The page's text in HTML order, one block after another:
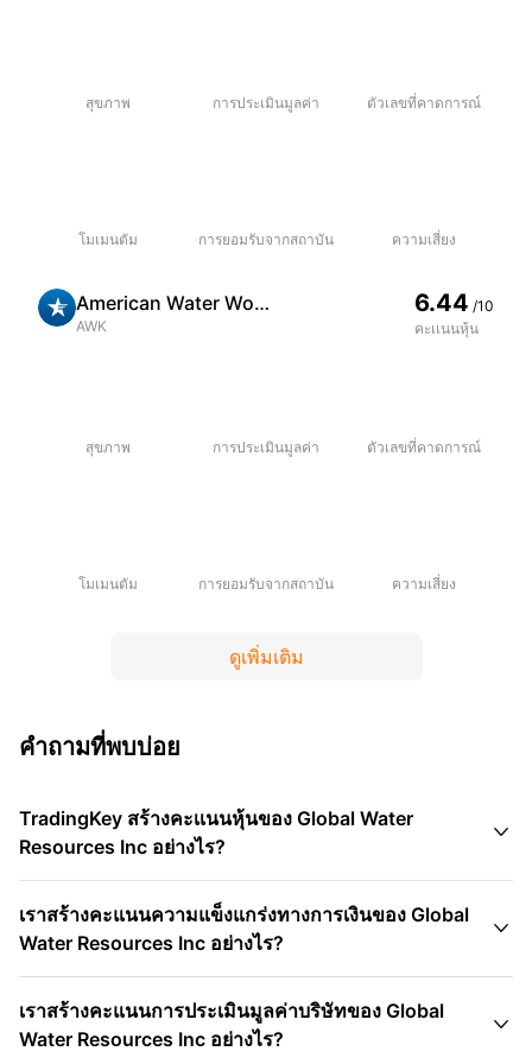
สุขภาพ การประเมินมูลค่า ตัวเลขที่คาดการณ์
โมเมนตัม การยอมรับจากสถาบัน ความเสี่ยง
American Water Works Company Inc
AWK
6.44 /10
คะเเนนหุ้น
สุขภาพ การประเมินมูลค่า ตัวเลขที่คาดการณ์
โมเมนตัม การยอมรับจากสถาบัน ความเสี่ยง
ดูเพิ่มเติม
คำถามที่พบบ่อย
TradingKey สร้างคะเเนนหุ้นของ Global Water
Resources Inc อย่างไร?

เราสร้างคะแนนความแข็งแกร่งทางการเงินของ Global
Water Resources Inc อย่างไร?

เราสร้างคะแนนการประเมินมูลค่าบริษัทของ Global
Water Resources Inc อย่างไร?
